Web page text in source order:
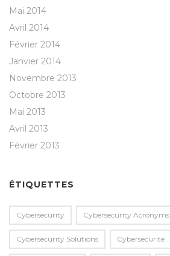
Mai 2014
Avril 2014
Février 2014
Janvier 2014
Novembre 2013
Octobre 2013
Mai 2013
Avril 2013
Février 2013
ÉTIQUETTES
Cybersecurity Cybersecurity Acronyms
Cybersecurity Solutions Cybersecurité